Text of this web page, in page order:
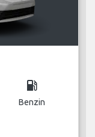
local_gas_station
Benzin